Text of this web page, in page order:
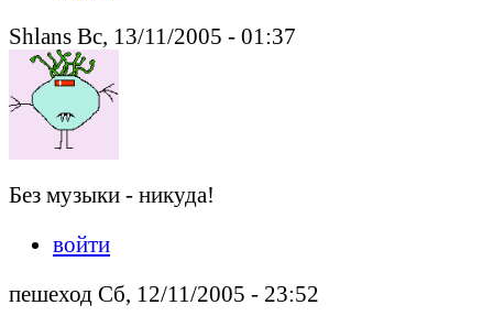
Shlans Вс, 13/11/2005 - 01:37
Без музыки - никуда!
войти
пешеход Сб, 12/11/2005 - 23:52